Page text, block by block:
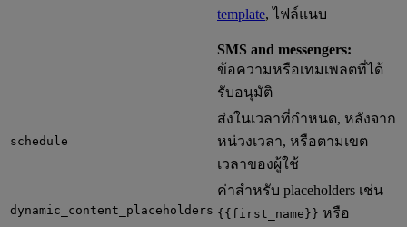
template, ไฟล์แนบ
SMS and messengers:
ข้อความหรือเทมเพลตที่ได้
รับอนุมัติ
schedule
ส่งในเวลาที่กำหนด, หลังจาก
หน่วงเวลา, หรือตามเขต
เวลาของผู้ใช้
dynamic_content_placeholders
ค่าสำหรับ placeholders เช่น
{{first_name}} หรือ